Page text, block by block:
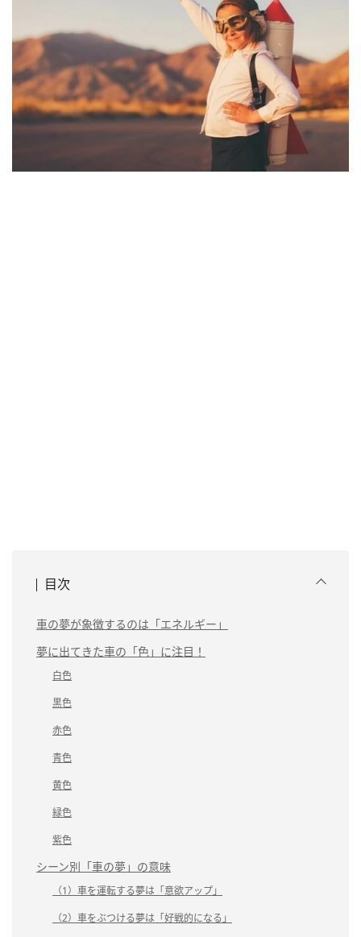
目次
車の夢が象徴するのは「エネルギー」
夢に出てきた車の「色」に注目！
白色
黒色
赤色
青色
黄色
緑色
紫色
シーン別「車の夢」の意味
（1）車を運転する夢は「意欲アップ」
（2）車をぶつける夢は「好戦的になる」